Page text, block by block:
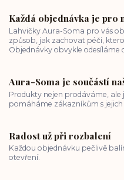
Každá objednávka je pro
Lahvičky Aura-Soma pro vás
způsob, jak zachovat péči,
Objednávky obvykle odesíláme
Aura-Soma je součástí
Produkty nejen prodáváme, ale
pomáháme zákazníkům s jejich
Radost už při rozbalení
Každou objednávku pečlivě
otevření.